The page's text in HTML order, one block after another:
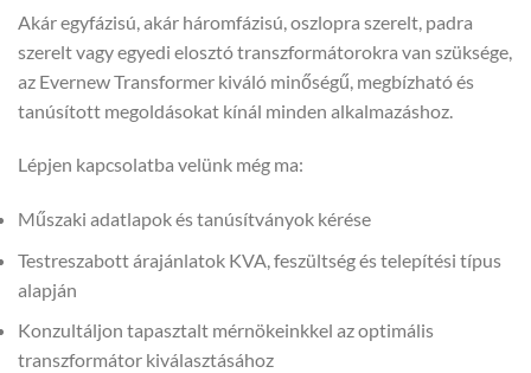
Akár egyfázisú, akár háromfázisú, oszlopra szerelt, padra
szerelt vagy egyedi elosztó transzformátorokra van szüksége,
az Evernew Transformer kiváló minőségű, megbízható és
tanúsított megoldásokat kínál minden alkalmazáshoz.
Lépjen kapcsolatba velünk még ma:
Műszaki adatlapok és tanúsítványok kérése
Testreszabott árajánlatok KVA, feszültség és telepítési típus
alapján
Konzultáljon tapasztalt mérnökeinkkel az optimális
transzformátor kiválasztásához